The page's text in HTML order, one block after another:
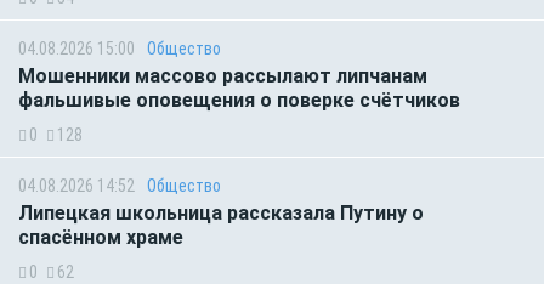
04.08.2026 15:00 Общество
Мошенники массово рассылают липчанам
фальшивые оповещения о поверке счётчиков
0 128
04.08.2026 14:52 Общество
Липецкая школьница рассказала Путину о
спасённом храме
0 62